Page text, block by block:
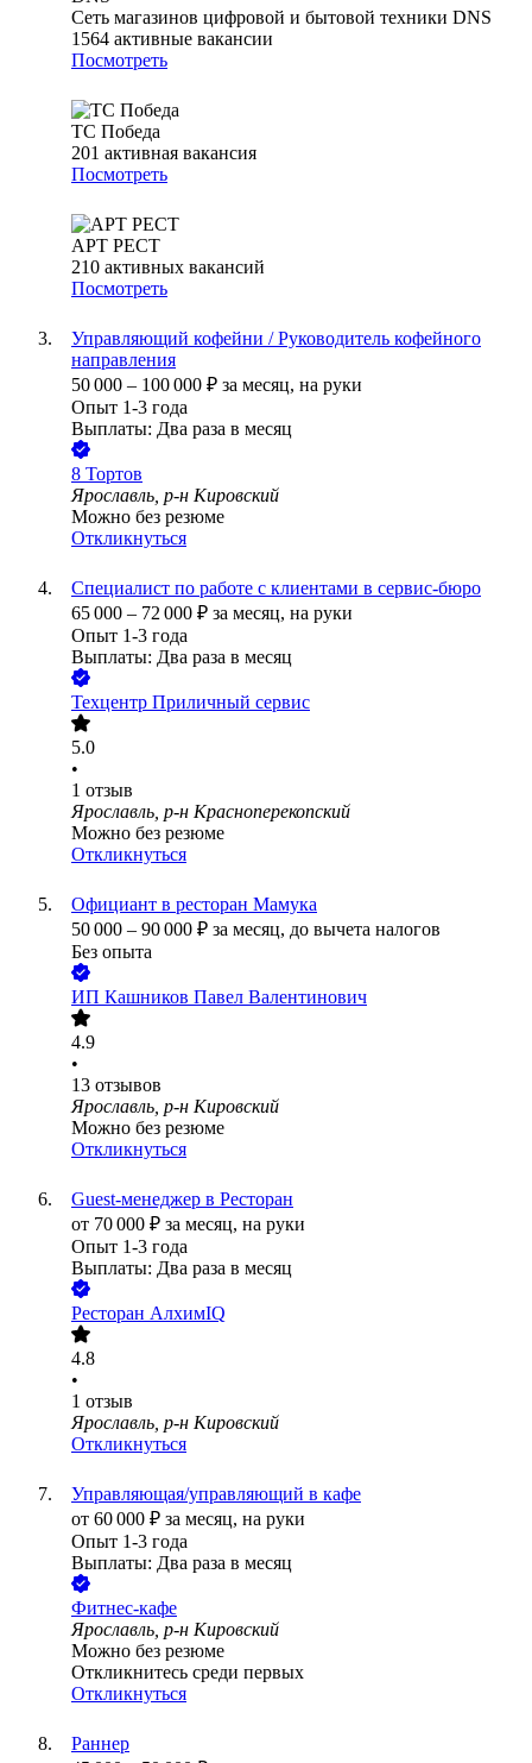
Сеть магазинов цифровой и бытовой техники DNS
1564 активные вакансии
Посмотреть
ТС Победа
201 активная вакансия
Посмотреть
АРТ РЕСТ
210 активных вакансий
Посмотреть
Управляющий кофейни / Руководитель кофейного
направления
50 000 – 100 000 ₽ за месяц, на руки
Опыт 1-3 года
Выплаты: Два раза в месяц
8 Тортов
Ярославль, р-н Кировский
Можно без резюме
Откликнуться
Специалист по работе с клиентами в сервис-бюро
65 000 – 72 000 ₽ за месяц, на руки
Опыт 1-3 года
Выплаты: Два раза в месяц
Техцентр Приличный сервис
5.0
•
1 отзыв
Ярославль, р-н Красноперекопский
Можно без резюме
Откликнуться
Официант в ресторан Мамука
50 000 – 90 000 ₽ за месяц, до вычета налогов
Без опыта
ИП Кашников Павел Валентинович
4.9
•
13 отзывов
Ярославль, р-н Кировский
Можно без резюме
Откликнуться
Guest-менеджер в Ресторан
от 70 000 ₽ за месяц, на руки
Опыт 1-3 года
Выплаты: Два раза в месяц
Ресторан АлхимIQ
4.8
•
1 отзыв
Ярославль, р-н Кировский
Откликнуться
Управляющая/управляющий в кафе
от 60 000 ₽ за месяц, на руки
Опыт 1-3 года
Выплаты: Два раза в месяц
Фитнес-кафе
Ярославль, р-н Кировский
Можно без резюме
Откликнитесь среди первых
Откликнуться
Раннер